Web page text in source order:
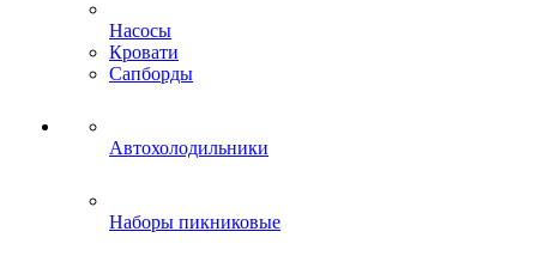
Насосы
Кровати
Сапборды
Автохолодильники
Наборы пикниковые